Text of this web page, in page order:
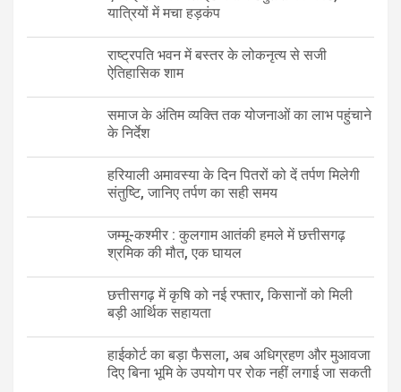
यात्रियों में मचा हड़कंप
राष्ट्रपति भवन में बस्तर के लोकनृत्य से सजी
ऐतिहासिक शाम
समाज के अंतिम व्यक्ति तक योजनाओं का लाभ पहुंचाने
के निर्देश
हरियाली अमावस्या के दिन पितरों को दें तर्पण मिलेगी
संतुष्टि, जानिए तर्पण का सही समय
जम्मू-कश्मीर : कुलगाम आतंकी हमले में छत्तीसगढ़
श्रमिक की मौत, एक घायल
छत्तीसगढ़ में कृषि को नई रफ्तार, किसानों को मिली
बड़ी आर्थिक सहायता
हाईकोर्ट का बड़ा फैसला, अब अधिग्रहण और मुआवजा
दिए बिना भूमि के उपयोग पर रोक नहीं लगाई जा सकती